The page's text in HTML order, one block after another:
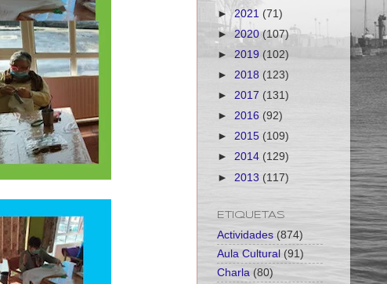
►2021 (71)
► 2020(107)
► 2019 (102)
► 2018 (123)
► 2017 (131)
► 2016 (92)
► 2015 (109)
► 2014 (129)
► 2013 (117)
ETIQUETAS
Actividades (874)
Aula Cultural (91)
Charla (80)